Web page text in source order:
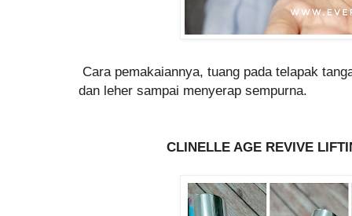
Cara pemakaiannya, tuang pada telapak
dan leher sampai menyerap sempurna.
CLINELLE AGE REVIVE